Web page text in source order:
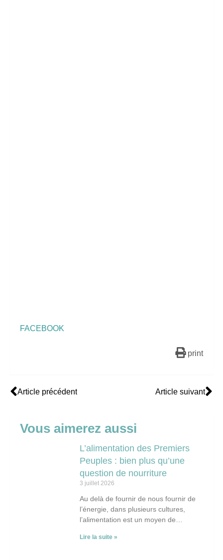
FACEBOOK
print
Article précédent Article suivant
Vous aimerez aussi
L’alimentation des Premiers
Peuples : bien plus qu’une
question de nourriture
3 juillet 2026
Au delà de fournir de nous fournir de
l’énergie, dans plusieurs cultures,
l’alimentation est un moyen de
les liens sociaux
Lire la suite »